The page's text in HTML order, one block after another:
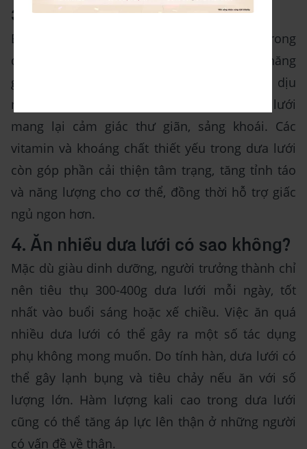
3.6 Cải thiện tâm trạng
Enzyme SOD (super oxid dismutase) có trong
dưa lưới được khoa học chứng minh có khả năng
giảm stress và lo âu hiệu quả. Hương thơm dịu
nhẹ đặc trưng cùng vị ngọt tự nhiên của dưa lưới
mang lại cảm giác thư giãn, sảng khoái. Các
vitamin và khoáng chất thiết yếu trong dưa lưới
còn góp phần cải thiện tâm trạng, tăng tỉnh táo
và năng lượng cho cơ thể, đồng thời hỗ trợ giấc
ngủ ngon hơn.
4. Ăn nhiều dưa lưới có sao không?
Mặc dù giàu dinh dưỡng, người trưởng thành chỉ
nên tiêu thụ 300-400g dưa lưới mỗi ngày, tốt
nhất vào buổi sáng hoặc xế chiều. Việc ăn quá
nhiều dưa lưới có thể gây ra một số tác dụng
phụ không mong muốn. Do tính hàn, dưa lưới có
thể gây lạnh bụng và tiêu chảy nếu ăn với số
lượng lớn. Hàm lượng kali cao trong dưa lưới
cũng có thể tăng áp lực lên thận ở những người
có vấn đề về thận.